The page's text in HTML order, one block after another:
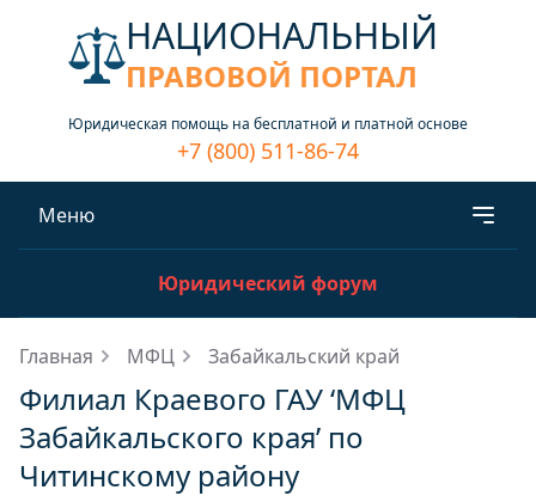
НАЦИОНАЛЬНЫЙ
ПРАВОВОЙ ПОРТАЛ
Юридическая помощь на бесплатной и платной основе
+7 (800) 511-86-74
Меню
Юридический форум
Главная МФЦ Забайкальский край
Филиал Краевого ГАУ ‘МФЦ
Забайкальского края’ по
Читинскому району